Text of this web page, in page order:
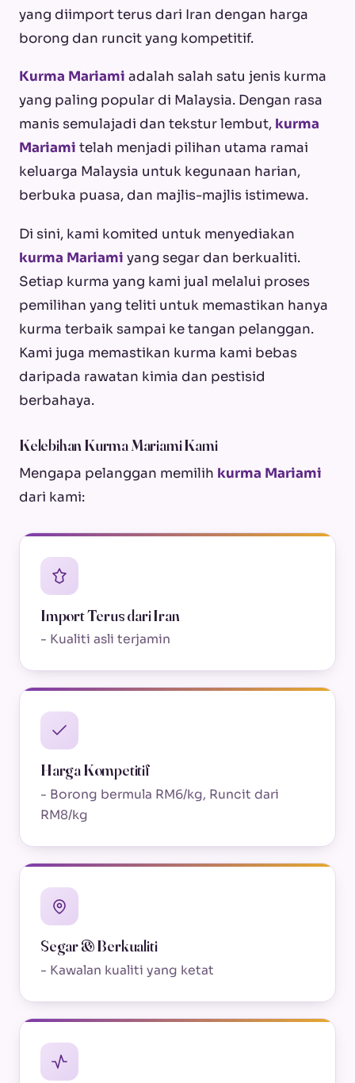
yang diimport terus dari Iran dengan harga
borong dan runcit yang kompetitif.
Kurma Mariami adalah salah satu jenis kurma
yang paling popular di Malaysia. Dengan rasa
manis semulajadi dan tekstur lembut, kurma
Mariami telah menjadi pilihan utama ramai
keluarga Malaysia untuk kegunaan harian,
berbuka puasa, dan majlis-majlis istimewa.
Di sini, kami komited untuk menyediakan
kurma Mariami yang segar dan berkualiti.
Setiap kurma yang kami jual melalui proses
pemilihan yang teliti untuk memastikan hanya
kurma terbaik sampai ke tangan pelanggan.
Kami juga memastikan kurma kami bebas
daripada rawatan kimia dan pestisid
berbahaya.
Kelebihan Kurma Mariami Kami
Mengapa pelanggan memilih kurma Mariami
dari kami:
Import Terus dari Iran
- Kualiti asli terjamin
Harga Kompetitif
- Borong bermula RM6/kg, Runcit dari
RM8/kg
Segar & Berkualiti
- Kawalan kualiti yang ketat